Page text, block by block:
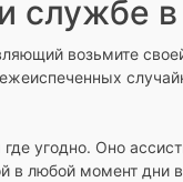
возьмите
угодно. Оно
в любой момент